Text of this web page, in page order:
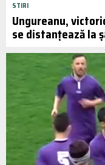
STIRI
Ungureanu,
se distanțează la